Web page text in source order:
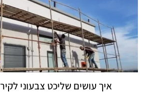
איך עושים שליכט צבעוני